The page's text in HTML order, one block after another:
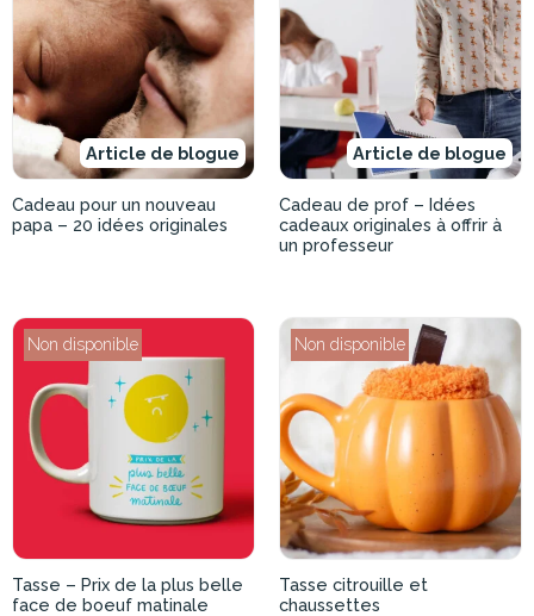
Article de blogue
Cadeau pour un nouveau
papa – 20 idées originales
Article de blogue
Cadeau de prof – Idées
cadeaux originales à offrir à
un professeur
Non disponible
Tasse – Prix de la plus belle
face de boeuf matinale
Non disponible
Tasse citrouille et
chaussettes